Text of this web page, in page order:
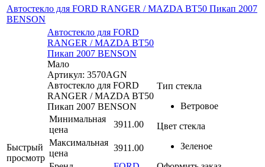
Автостекло для FORD RANGER / MAZDA BT50 Пикап 2007
BENSON
Быстрый
просмотр
Автостекло для FORD
RANGER / MAZDA BT50
Пикап 2007 BENSON
Мало
Артикул: 3570AGN
Автостекло для FORD
RANGER / MAZDA BT50
Пикап 2007 BENSON
Минимальная
цена
3911.00
Максимальная
цена
3911.00
Тип стекла
Ветровое
Цвет стекла
Зеленое